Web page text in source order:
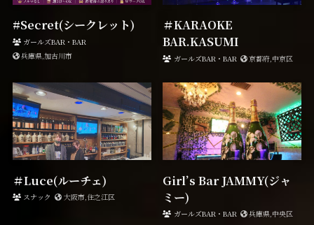
#Secret(シークレット)
ガールズBAR・BAR
兵庫県,加古川市
＃KARAOKE
BAR.KASUMI
ガールズBAR・BAR 京都府,中京区
＃Luce(ルーチェ)
スナック 大阪市,住之江区
Girl’s Bar JAMMY(ジャ
ミー)
ガールズBAR・BAR 兵庫県,中央区